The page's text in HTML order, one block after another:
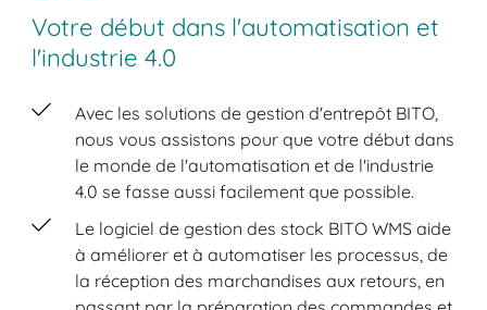
Votre début dans l'automatisation et
l'industrie 4.0
Avec les solutions de gestion d'entrepôt BITO,
nous vous assistons pour que votre début dans
le monde de l'automatisation et de l'industrie
4.0 se fasse aussi facilement que possible.
Le logiciel de gestion des stock BITO WMS aide
à améliorer et à automatiser les processus, de
la réception des marchandises aux retours, en